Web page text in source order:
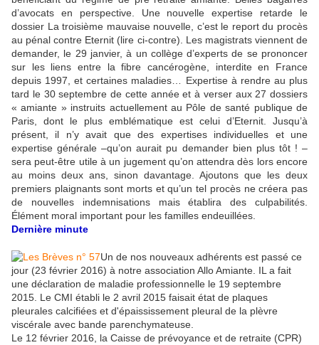
d’avocats en perspective. Une nouvelle expertise retarde le
dossier La troisième mauvaise nouvelle, c’est le report du procès
au pénal contre Eternit (lire ci-contre). Les magistrats viennent de
demander, le 29 janvier, à un collège d’experts de se prononcer
sur les liens entre la fibre cancérogène, interdite en France
depuis 1997, et certaines maladies… Expertise à rendre au plus
tard le 30 septembre de cette année et à verser aux 27 dossiers
« amiante » instruits actuellement au Pôle de santé publique de
Paris, dont le plus emblématique est celui d’Eternit. Jusqu’à
présent, il n’y avait que des expertises individuelles et une
expertise générale –qu’on aurait pu demander bien plus tôt ! –
sera peut-être utile à un jugement qu’on attendra dès lors encore
au moins deux ans, sinon davantage. Ajoutons que les deux
premiers plaignants sont morts et qu’un tel procès ne créera pas
de nouvelles indemnisations mais établira des culpabilités.
Élément moral important pour les familles endeuillées.
Dernière minute
Un de nos nouveaux adhérents est passé ce
jour (23 février 2016) à notre association Allo Amiante. IL a fait
une déclaration de maladie professionnelle le 19 septembre
2015. Le CMI établi le 2 avril 2015 faisait état de plaques
pleurales calcifiées et d'épaississement pleural de la plèvre
viscérale avec bande parenchymateuse.
Le 12 février 2016, la Caisse de prévoyance et de retraite (CPR)